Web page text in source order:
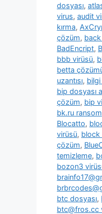
dosyası,
virus, audit
kırma,
çözüm,
BadEncript,
bbb virüsü,
betta
uzantısı, bilgi
bip dosyası
çözüm, bip
bk.ru ransom
Blocatto,
virüsü, block
çözüm,
temizleme,
bozon3
btc dosyası,
btc@fros.cc